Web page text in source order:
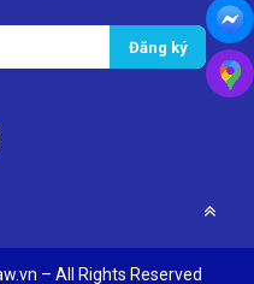
– All Rights Reserved